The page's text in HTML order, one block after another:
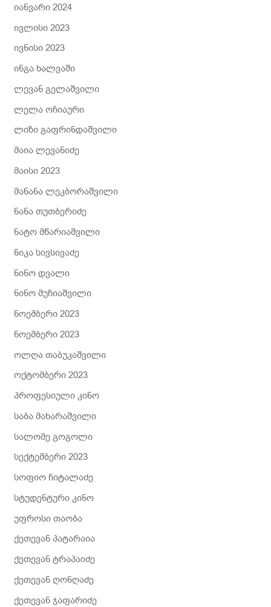
იანვარი 2024
ივლისი 2023
ივნისი 2023
ინგა ხალვაში
ლევან გელაშვილი
ლელა ოჩიაური
ლიზი გაფრინდაშვილი
მაია ლევანიძე
მაისი 2023
მანანა ლეკბორაშვილი
ნანა თუთბერიძე
ნატო მწარიაშვილი
ნიკა სივსივაძე
ნინო დვალი
ნინო მუჩიაშვილი
ნოემბერი 2023
ნოემბერი 2023
ოლღა თაბუკაშვილი
ოქტომბერი 2023
პროფესიული კინო
საბა მახარაშვილი
სალომე გოგოლი
სექტემბერი 2023
სოფიო ჩიტალაძე
სტუდენტური კინო
უფროსი თაობა
ქეთევან პატარაია
ქეთევან ტრაპაიძე
ქეთევან ღონღაძე
ქეთევან ჯაფარიძე